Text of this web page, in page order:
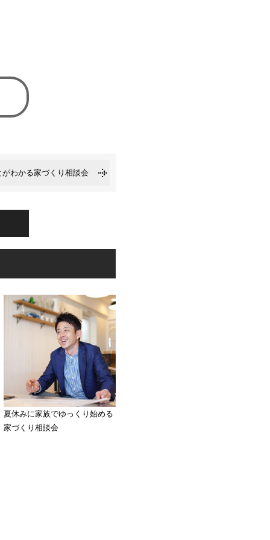
わかる家づくり相談会
夏休みに家族でゆっくり始める
家づくり相談会